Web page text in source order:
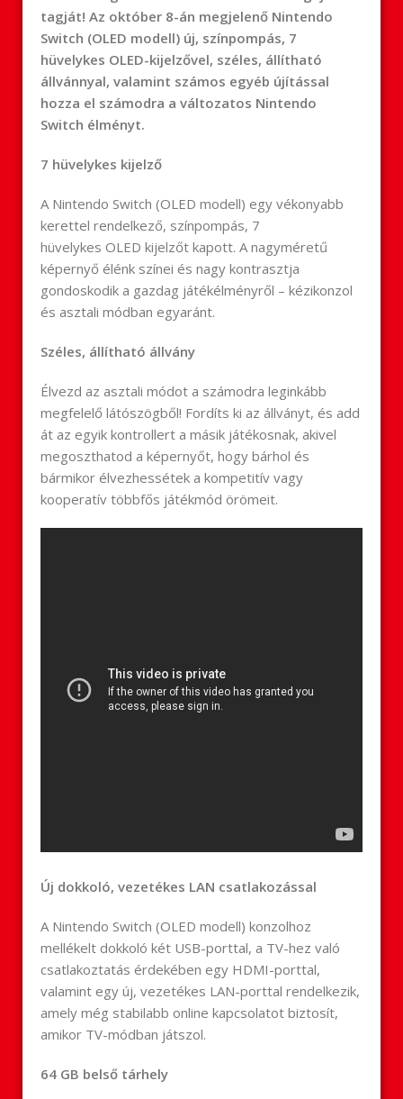
tagját! Az október 8-án megjelenő Nintendo
Switch (OLED modell) új, színpompás, 7
hüvelykes OLED-kijelzővel, széles, állítható
állvánnyal, valamint számos egyéb újítással
hozza el számodra a változatos Nintendo
Switch élményt.
7 hüvelykes kijelző
A Nintendo Switch (OLED modell) egy vékonyabb
kerettel rendelkező, színpompás, 7
hüvelykesOLED kijelzőt kapott. A nagyméretű
képernyő élénk színei és nagy kontrasztja
gondoskodik a gazdag játékélményről – kézikonzol
és asztali módban egyaránt.
Széles, állítható állvány
Élvezd az asztali módot a számodra leginkább
megfelelő látószögből! Fordíts ki az állványt, és add
át az egyik kontrollert a másik játékosnak, akivel
megoszthatod a képernyőt, hogy bárhol és
bármikor élvezhessétek a kompetitív vagy
kooperatív többfős játékmód örömeit.
Új dokkoló, vezetékes LAN csatlakozással
A Nintendo Switch (OLED modell) konzolhoz
mellékelt dokkoló két USB-porttal, a TV-hez való
csatlakoztatás érdekében egy HDMI-porttal,
valamint egy új, vezetékes LAN-porttal rendelkezik,
amely még stabilabb online kapcsolatot biztosít,
amikor TV-módban játszol.
64 GB belső tárhely